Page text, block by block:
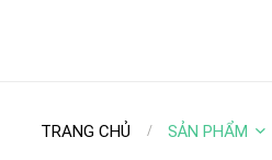
TRANG CHỦ SẢN PHẨM